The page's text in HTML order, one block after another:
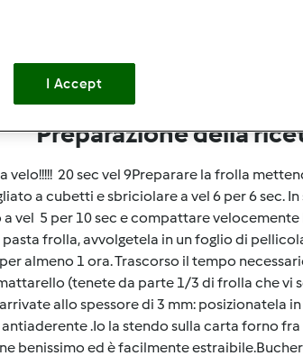
Preparazione della
velo!!!!! 20 sec vel 9Preparare la frolla
a cubetti e sbriciolare a vel 6 per 6 sec.
vel 5 per 10 sec e compattare velocemente
frolla, avvolgetela in un foglio di
almeno 1 ora. Trascorso il tempo
(tenete da parte 1/3 di frolla che vi
allo spessore di 3 mm: posizionatela
.Io la stendo sulla carta forno
benissimo ed è facilmente
I Accept